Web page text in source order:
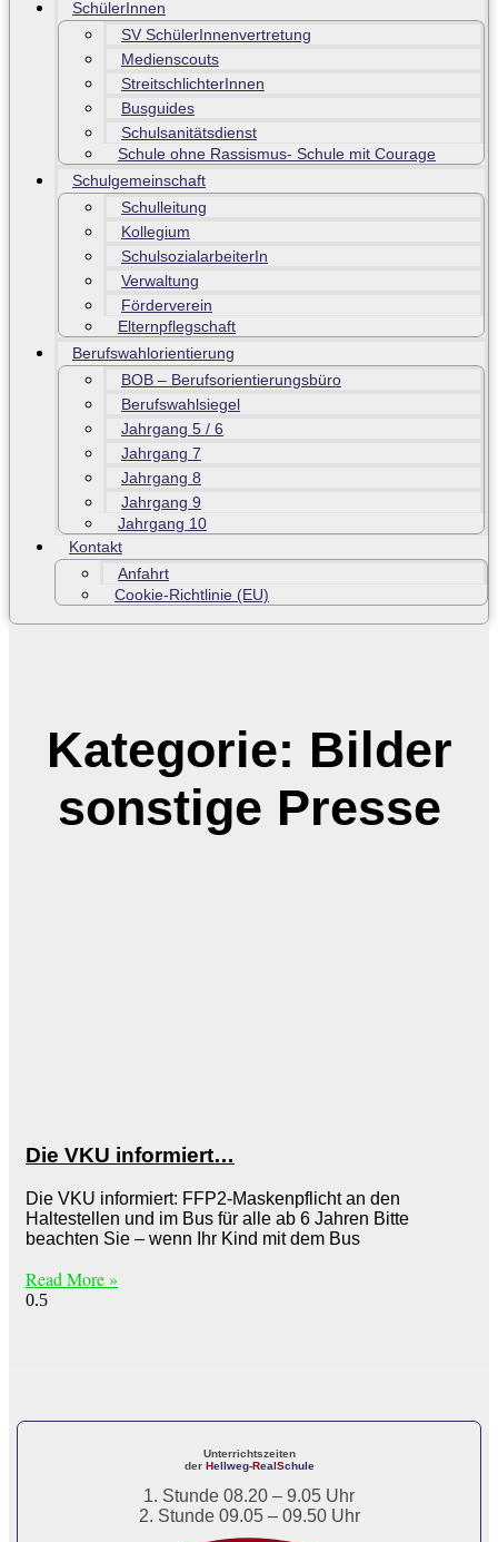
SchülerInnen
SV SchülerInnenvertretung
Medienscouts
StreitschlichterInnen
Busguides
Schulsanitätsdienst
Schule ohne Rassismus- Schule mit Courage
Schulgemeinschaft
Schulleitung
Kollegium
SchulsozialarbeiterIn
Verwaltung
Förderverein
Elternpflegschaft
Berufswahlorientierung
BOB – Berufsorientierungsbüro
Berufswahlsiegel
Jahrgang 5 / 6
Jahrgang 7
Jahrgang 8
Jahrgang 9
Jahrgang 10
Kontakt
Anfahrt
Cookie-Richtlinie (EU)
Kategorie: Bilder
sonstige Presse
Die VKU informiert…
Die VKU informiert: FFP2-Maskenpflicht an den
Haltestellen und im Bus für alle ab 6 Jahren Bitte
beachten Sie – wenn Ihr Kind mit dem Bus
Read More »
Unterrichtszeiten
der Hellweg-RealSchule
1. Stunde 08.20 – 9.05 Uhr
2. Stunde 09.05 – 09.50 Uhr